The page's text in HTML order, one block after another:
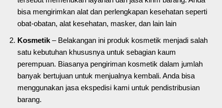
bisa mengirimkan alat dan perlengkapan kesehatan seperti
obat-obatan, alat kesehatan, masker, dan lain lain
Kosmetik – Belakangan ini produk kosmetik menjadi salah
satu kebutuhan khususnya untuk sebagian kaum
perempuan. Biasanya pengiriman kosmetik dalam jumlah
banyak bertujuan untuk menjualnya kembali. Anda bisa
menggunakan jasa ekspedisi kami untuk pendistribusian
barang.